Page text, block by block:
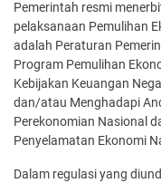
Pemerintah resmi
pelaksanaan Pemulihan
adalah Peraturan
Program Pemulihan
Kebijakan Keuangan
dan/atau Menghadapi
Perekonomian Nasional
Penyelamatan Ekonomi
Dalam regulasi yang